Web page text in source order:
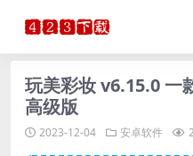
玩美彩妆 v6.15.0 一
高级版
2023-12-04 安卓软件